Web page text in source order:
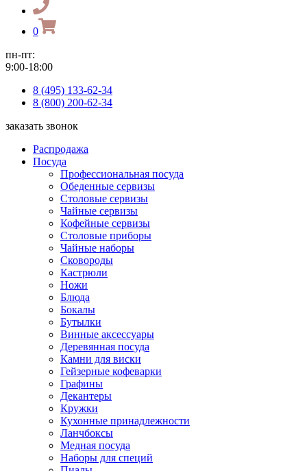
0
пн-пт:
9:00-18:00
8 (495) 133-62-34
8 (800) 200-62-34
заказать звонок
Распродажа
Посуда
Профессиональная посуда
Обеденные сервизы
Столовые сервизы
Чайные сервизы
Кофейные сервизы
Столовые приборы
Чайные наборы
Сковороды
Кастрюли
Ножи
Блюда
Бокалы
Бутылки
Винные аксессуары
Деревянная посуда
Камни для виски
Гейзерные кофеварки
Графины
Декантеры
Кружки
Кухонные принадлежности
Ланчбоксы
Медная посуда
Наборы для специй